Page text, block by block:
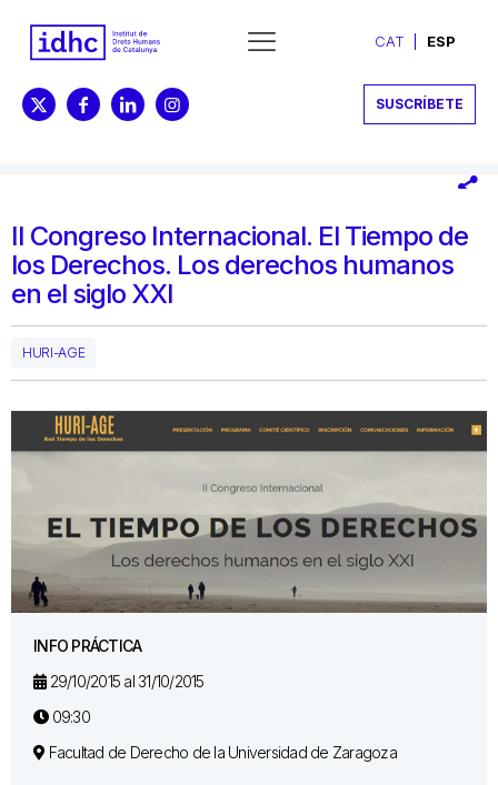
CAT ESP
SUSCRÍBETE
II Congreso Internacional. El Tiempo de
los Derechos. Los derechos humanos
en el siglo XXI
HURI-AGE
INFO PRÁCTICA
29/10/2015 al 31/10/2015
09:30
Facultad de Derecho de la Universidad de Zaragoza